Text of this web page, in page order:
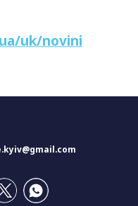
uk/novini